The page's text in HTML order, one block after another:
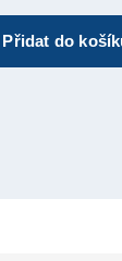
Přidat do